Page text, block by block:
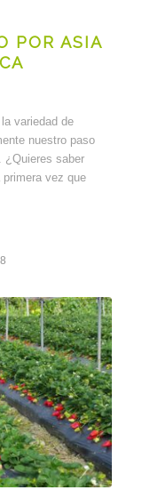
POR ASIA
variedad de
nuestro paso
¿Quieres saber
vez que